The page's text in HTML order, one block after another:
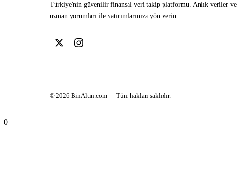
Türkiye'nin güvenilir finansal veri takip platformu. Anlık veriler ve
uzman yorumları ile yatırımlarınıza yön verin.
© 2026 BinAltın.com — Tüm hakları saklıdır.
0